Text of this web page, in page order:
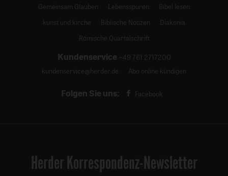
Gemeinsam Glauben
Lebensspuren
Bibel lesen
kunst und kirche
Biblische Notizen
Diakonia
Römische Quartalschrift
Kundenservice +49 761 2717200
kundenservice@herder.de
Abo online kündigen
Folgen Sie uns: Facebook
Herder Korrespondenz-Newsletter